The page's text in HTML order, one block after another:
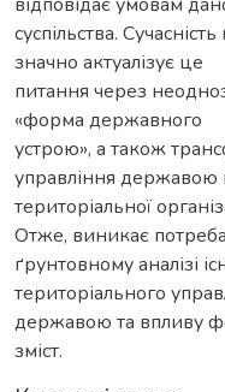
суспільства.
значно актуалізує це
питання через
«форма державного
устрою», а також
управління державою
територіальної
Отже, виникає
ґрунтовному аналізі
територіального
державою та впливу
зміст.